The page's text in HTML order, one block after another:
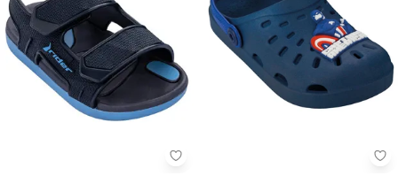
Grendene Kids - Sandália